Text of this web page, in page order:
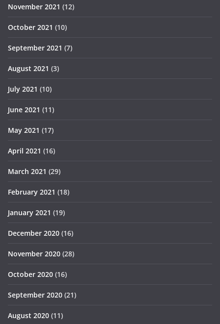
November 2021 (12)
October 2021 (10)
September 2021 (7)
August 2021 (3)
July 2021 (10)
June 2021 (11)
May 2021 (17)
April 2021 (16)
March 2021 (29)
February 2021 (18)
January 2021 (19)
December 2020 (16)
November 2020 (28)
October 2020 (16)
September 2020 (21)
August 2020 (11)